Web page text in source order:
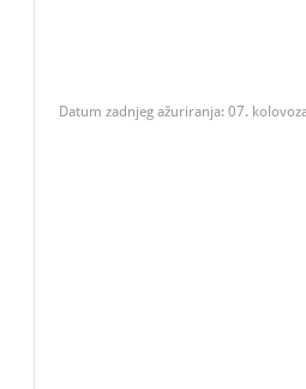
Datum zadnjeg ažuriranja: 07.